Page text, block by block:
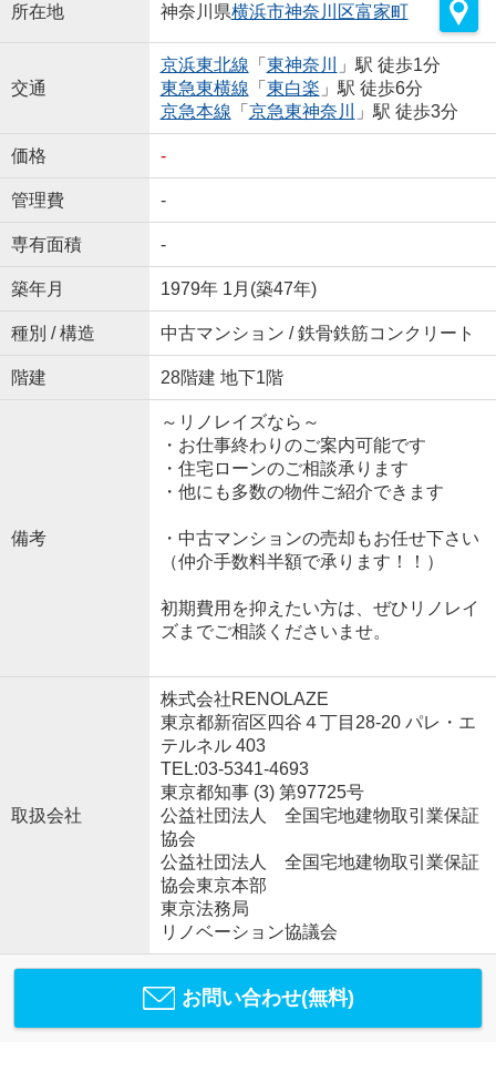
所在地 神奈川県横浜市神奈川区富家町
交通
京浜東北線 「 東神奈川
」駅 徒歩1分
東急東横線 「 東白楽 」駅 徒歩6分
京急本線 「 京急東神奈川 」駅 徒歩3分
価格 -
管理費 -
専有面積 -
築年月 1979年 1月(築47年)
種別 / 構造 中古マンション / 鉄骨鉄筋コンクリート
階建 28階建 地下1階
備考
～リノレイズなら～
・お仕事終わりのご案内可能です
・住宅ローンのご相談承ります
・他にも多数の物件ご紹介できます
・中古マンションの売却もお任せ下さい
（仲介手数料半額で承ります！！）
初期費用を抑えたい方は、ぜひリノレイ
ズまでご相談くださいませ。
取扱会社
株式会社RENOLAZE
東京都新宿区四谷４丁目28-20 パレ・エ
テルネル 403
TEL:03-5341-4693
東京都知事 (3) 第97725号
公益社団法人 全国宅地建物取引業保証
協会
公益社団法人 全国宅地建物取引業保証
協会東京本部
東京法務局
リノベーション協議会
お問い合わせ(無料)